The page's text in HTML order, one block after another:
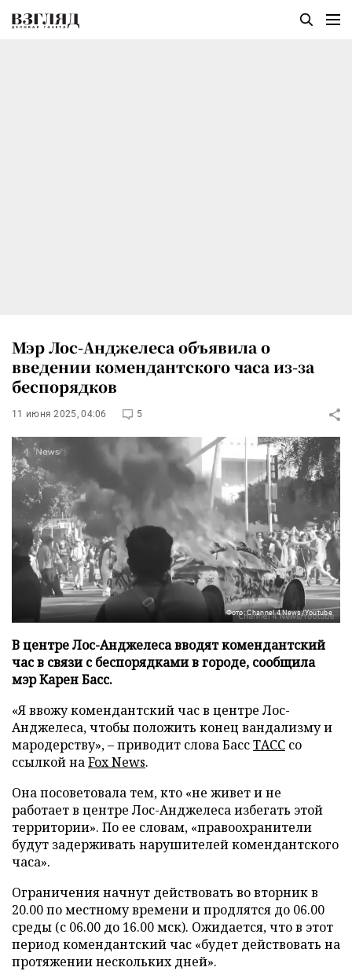
Мэр Лос-Анджелеса объявила о
введении комендантского часа из-за
беспорядков
11 июня 2025, 04:06 5
Фото: Channel 4 News/Youtube
В центре Лос-Анджелеса вводят комендантский
час в связи с беспорядками в городе, сообщила
мэр Карен Басс.
«Я ввожу комендантский час в центре Лос-
Анджелеса, чтобы положить конец вандализму и
мародерству», – приводит слова БассТАСС со
ссылкой наFox News.
Она посоветовала тем, кто «не живет и не
работает в центре Лос-Анджелеса избегать этой
территории». По ее словам, «правоохранители
будут задерживать нарушителей комендантского
часа».
Ограничения начнут действовать во вторник в
20.00 по местному времени и продлятся до 06.00
среды (с 06.00 до 16.00 мск). Ожидается, что в этот
период комендантский час «будет действовать на
протяжении нескольких дней».